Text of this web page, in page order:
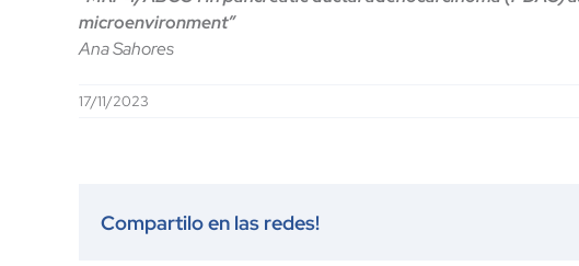
microenvironment”
Ana Sahores
17/11/2023
Compartilo en las redes!